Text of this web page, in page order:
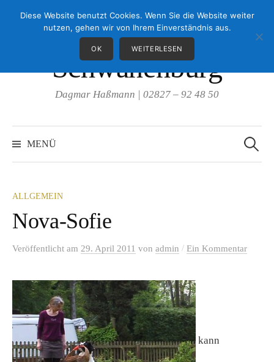
Landseer von der
Schwanenburg
Dagmar Haßmann | 02827 – 92 48 50
MENÜ
nach:
ALLGEMEIN
Nova-Sofie
Veröffentlicht am 29. April 2011 von admin / Ein Kommentar
kann
Diese Website benutzt Cookies. Wenn Sie die Website weiter
nutzen, gehen wir von Ihrem Einverständnis aus.
OK WEITERLESEN